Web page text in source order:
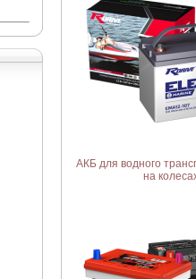
АКБ для водного
на